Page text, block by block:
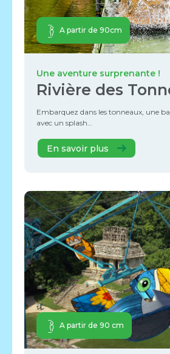
A partir de 90cm
Une aventure surprenante !
Rivière des
Embarquez dans les tonneaux, une
avec un splash…
En savoir plus
A partir de 90 cm